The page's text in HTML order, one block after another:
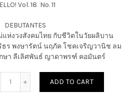
Vol. 18 No. 11
DEBUTANTES
แห่งวงสังคมไทย กับชีวิตในวัยผลิบาน
ร พงษารัตน์ นฤภัค โชคเจริญวานิช ลม
า ลีเลิศพันธ์ ญาดาพรฑ์ คอมันตร์
ADD TO CART